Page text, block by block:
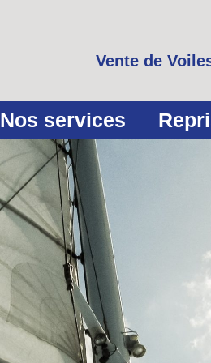
Vente de
Nos services